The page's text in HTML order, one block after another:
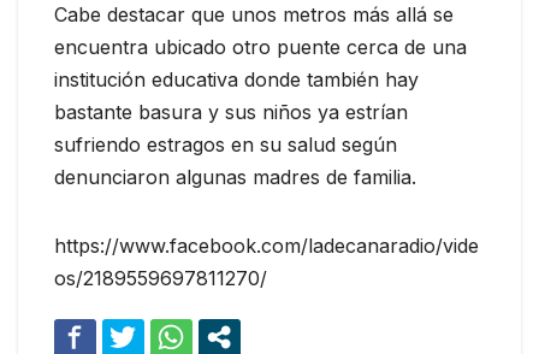
Cabe destacar que unos metros más allá se
encuentra ubicado otro puente cerca de una
institución educativa donde también hay
bastante basura y sus niños ya estrían
sufriendo estragos en su salud según
denunciaron algunas madres de familia.
https://www.facebook.com/ladecanaradio/vide
os/2189559697811270/